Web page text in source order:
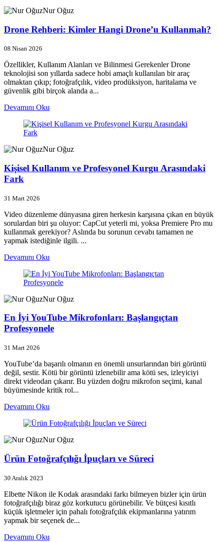
Nur Oğuz
Drone Rehberi: Kimler Hangi Drone’u Kullanmalı?
08 Nisan 2026
Özellikler, Kullanım Alanları ve Bilinmesi Gerekenler Drone
teknolojisi son yıllarda sadece hobi amaçlı kullanılan bir araç
olmaktan çıkıp; fotoğrafçılık, video prodüksiyon, haritalama ve
güvenlik gibi birçok alanda a...
Devamını Oku
Nur Oğuz
Kişisel Kullanım ve Profesyonel Kurgu Arasındaki
Fark
31 Mart 2026
Video düzenleme dünyasına giren herkesin karşısına çıkan en büyük
sorulardan biri şu oluyor: CapCut yeterli mi, yoksa Premiere Pro mu
kullanmak gerekiyor? Aslında bu sorunun cevabı tamamen ne
yapmak istediğinle ilgili. ...
Devamını Oku
Nur Oğuz
En İyi YouTube Mikrofonları: Başlangıçtan
Profesyonele
31 Mart 2026
YouTube’da başarılı olmanın en önemli unsurlarından biri görüntü
değil, sestir. Kötü bir görüntü izlenebilir ama kötü ses, izleyiciyi
direkt videodan çıkarır. Bu yüzden doğru mikrofon seçimi, kanal
büyümesinde kritik rol...
Devamını Oku
Nur Oğuz
Ürün Fotoğrafçılığı İpuçları ve Süreci
30 Aralık 2023
Elbette Nikon ile Kodak arasındaki farkı bilmeyen bizler için ürün
fotoğrafçılığı biraz göz korkutucu görünebilir. Ve bütçesi kısıtlı
küçük işletmeler için pahalı fotoğrafçılık ekipmanlarına yatırım
yapmak bir seçenek de...
Devamını Oku